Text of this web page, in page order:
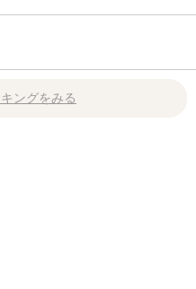
ングをみる